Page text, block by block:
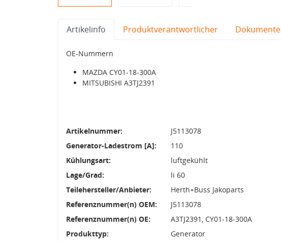
Artikelinfo Produktverantwortlicher Dokumente
OE-Nummern
MAZDA CY01-18-300A
MITSUBISHI A3TJ2391
Artikelnummer:
J5113078
Generator-Ladestrom [A]:
110
Kühlungsart:
luftgekühlt
Lage/Grad:
li 60
Teilehersteller/Anbieter:
Herth+Buss Jakoparts
Referenznummer(n) OEM:
J5113078
Referenznummer(n) OE:
A3TJ2391, CY01-18-300A
Produkttyp:
Generator